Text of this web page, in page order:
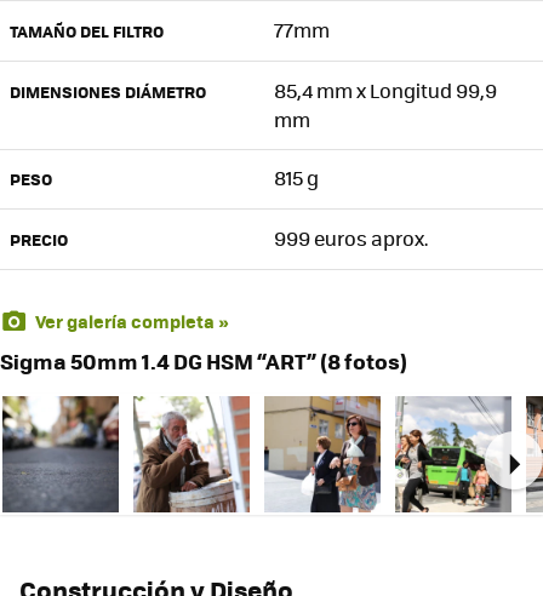
TAMAÑO DEL FILTRO 77mm
DIMENSIONES DIÁMETRO
85,4 mm x Longitud 99,9
mm
PESO 815 g
PRECIO 999 euros aprox.
Ver galería completa »
Sigma 50mm 1.4 DG HSM “ART” (8 fotos)